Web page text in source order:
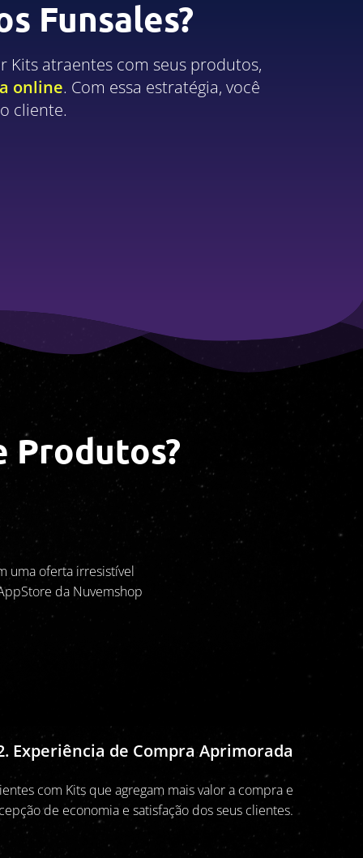
Funsales?
Kits atraentes com seus produtos,
online. Com essa estratégia, você
cliente.
Produtos?
uma oferta irresistível
da Nuvemshop
Experiência de Compra Aprimorada
com Kits que agregam mais valor a compra e
de economia e satisfação dos seus clientes.